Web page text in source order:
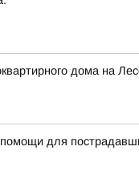
дома на
для